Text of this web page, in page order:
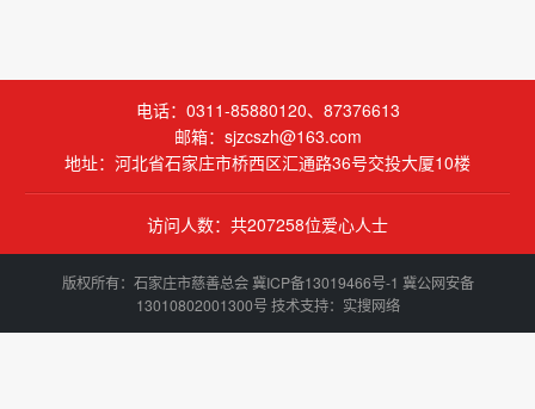
电话：0311-85880120、87376613
邮箱：sjzcszh@163.com
地址：河北省石家庄市桥西区汇通路36号交投大厦10楼
访问人数：共207258位爱心人士
版权所有：石家庄市慈善总会冀ICP备13019466号-1 冀公网安备
13010802001300号 技术支持： 实搜网络